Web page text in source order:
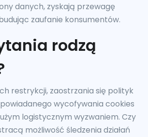
danych, zyskają przewagę
zaufanie konsumentów.
rodzą
restrykcji, zaostrzania się polityk
wycofywania cookies
logistycznym wyzwaniem. Czy
możliwość śledzenia działań